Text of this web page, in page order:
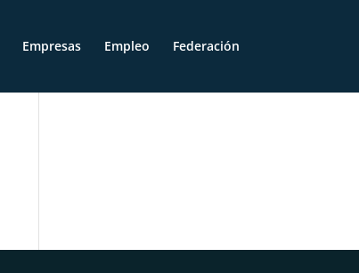
Empresas Empleo Federación